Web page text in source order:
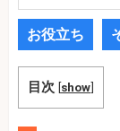
お役立ち
目次 [show]